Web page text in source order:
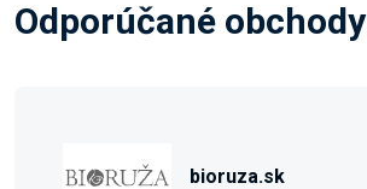
Odporúčané obchody
bioruza.sk